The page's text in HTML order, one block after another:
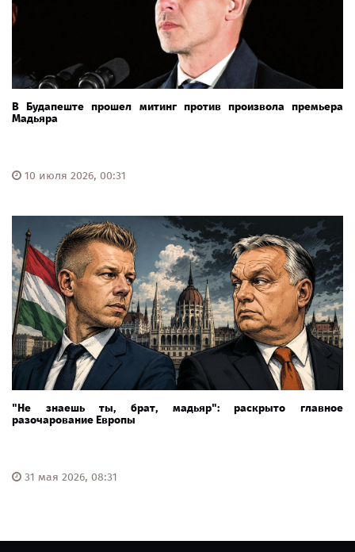
В Будапеште прошел митинг против произвола премьера
Мадьяра
10 июля 2026, 00:31
"Не знаешь ты, брат, мадьяр": раскрыто главное
разочарование Европы
31 мая 2026, 08:31